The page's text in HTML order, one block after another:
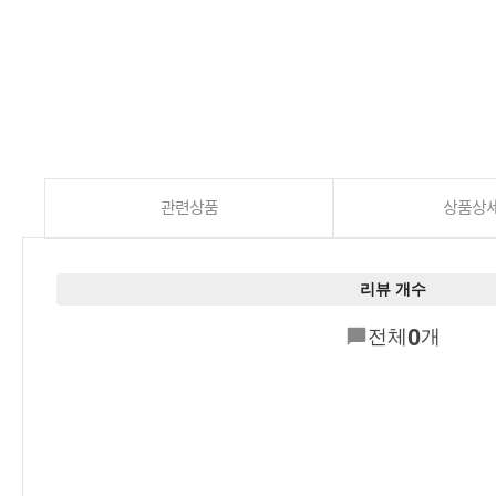
관련상품 상품상
리뷰 개수
전체 0개